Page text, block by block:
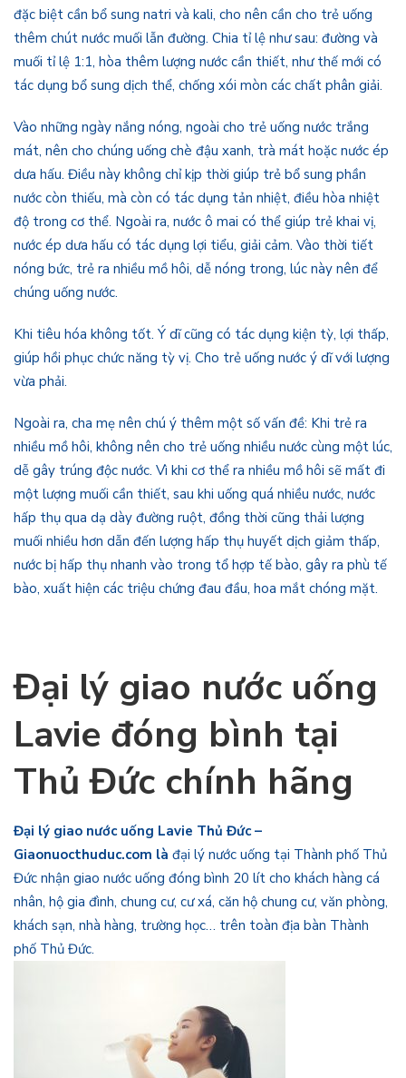
đặc biệt cần bổ sung natri và kali, cho nên cần cho trẻ uống
thêm chút nước muối lẫn đường. Chia tỉ lệ như sau: đường và
muối tỉ lệ 1:1, hòa thêm lượng nước cần thiết, như thế mới có
tác dụng bổ sung dịch thể, chống xói mòn các chất phân giải.
Vào những ngày nắng nóng, ngoài cho trẻ uống nước trắng
mát, nên cho chúng uống chè đậu xanh, trà mát hoặc nước ép
dưa hấu. Điều này không chỉ kịp thời giúp trẻ bổ sung phần
nước còn thiếu, mà còn có tác dụng tản nhiệt, điều hòa nhiệt
độ trong cơ thể. Ngoài ra, nước ô mai có thể giúp trẻ khai vị,
nước ép dưa hấu có tác dụng lợi tiểu, giải cảm. Vào thời tiết
nóng bức, trẻ ra nhiều mồ hôi, dễ nóng trong, lúc này nên để
chúng uống nước.
Khi tiêu hóa không tốt. Ý dĩ cũng có tác dụng kiện tỳ, lợi thấp,
giúp hồi phục chức năng tỳ vị. Cho trẻ uống nước ý dĩ với lượng
vừa phải.
Ngoài ra, cha mẹ nên chú ý thêm một số vấn đề: Khi trẻ ra
nhiều mồ hôi, không nên cho trẻ uống nhiều nước cùng một lúc,
dễ gây trúng độc nước. Vì khi cơ thể ra nhiều mồ hôi sẽ mất đi
một lượng muối cần thiết, sau khi uống quá nhiều nước, nước
hấp thụ qua dạ dày đường ruột, đồng thời cũng thải lượng
muối nhiều hơn dẫn đến lượng hấp thụ huyết dịch giảm thấp,
nước bị hấp thụ nhanh vào trong tổ hợp tế bào, gây ra phù tế
bào, xuất hiện các triệu chứng đau đầu, hoa mắt chóng mặt.
Đại lý giao nước uống
Lavie đóng bình tại
Thủ Đức chính hãng
Đại lý giao nước uống Lavie Thủ Đức –
Giaonuocthuduc.com là đại lý nước uống tại Thành phố Thủ
Đức nhận giao nước uống đóng bình 20 lít cho khách hàng cá
nhân, hộ gia đình, chung cư, cư xá, căn hộ chung cư, văn phòng,
khách sạn, nhà hàng, trường học… trên toàn địa bàn Thành
phố Thủ Đức.